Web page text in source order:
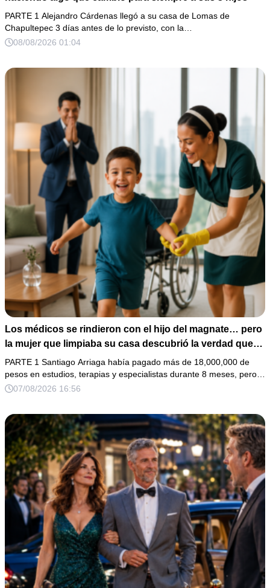
PARTE 1 Alejandro Cárdenas llegó a su casa de Lomas de
Chapultepec 3 días antes de lo previsto, con la…
08/08/2026 01:04
Los médicos se rindieron con el hijo del magnate… pero
la mujer que limpiaba su casa descubrió la verdad que
nadie quiso escuchar.
PARTE 1 Santiago Arriaga había pagado más de 18,000,000 de
pesos en estudios, terapias y especialistas durante 8 meses, pero…
07/08/2026 16:56